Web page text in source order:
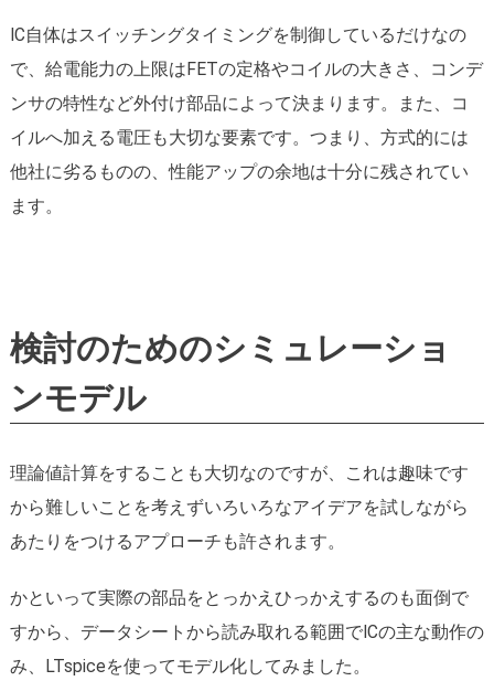
IC自体はスイッチングタイミングを制御しているだけなの
で、給電能力の上限はFETの定格やコイルの大きさ、コンデ
ンサの特性など外付け部品によって決まります。また、コ
イルへ加える電圧も大切な要素です。つまり、方式的には
他社に劣るものの、性能アップの余地は十分に残されてい
ます。
検討のためのシミュレーショ
ンモデル
理論値計算をすることも大切なのですが、これは趣味です
から難しいことを考えずいろいろなアイデアを試しながら
あたりをつけるアプローチも許されます。
かといって実際の部品をとっかえひっかえするのも面倒で
すから、データシートから読み取れる範囲でICの主な動作の
み、LTspiceを使ってモデル化してみました。